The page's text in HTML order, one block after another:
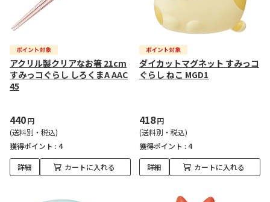
アクリル製クリアなお箸 21cm
すみっコぐらし しろくまA AAC
45
440円
(送料別・税込)
獲得ポイント : 4
詳細 カートに入れる
ダイカットマグネット すみっコ
ぐらし ねこ MGD1
418円
(送料別・税込)
獲得ポイント : 4
詳細 カートに入れる